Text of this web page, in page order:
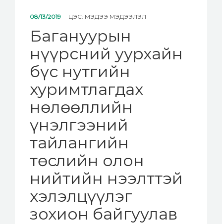
08/13/2019 ЦЭС: МЭДЭЭ МЭДЭЭЛЭЛ
Багануурын
нүүрсний уурхайн
бүс нутгийн
хуримтлагдах
нөлөөллийн
үнэлгээний
тайлангийн
төслийн олон
нийтийн нээлттэй
хэлэлцүүлэг
зохион байгуулав